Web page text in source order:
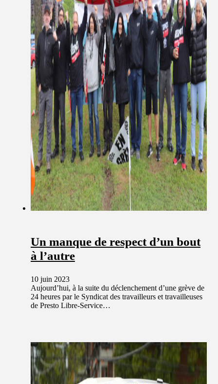
Un manque de respect d’un bout
à l’autre
10 juin 2023
Aujourd’hui, à la suite du déclenchement d’une grève de
24 heures par le Syndicat des travailleurs et travailleuses
de Presto Libre-Service…